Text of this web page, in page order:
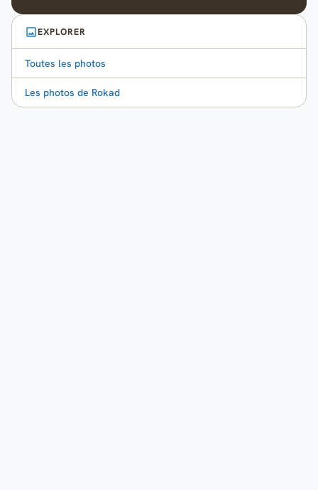
EXPLORER
Toutes les photos
Les photos de Rokad